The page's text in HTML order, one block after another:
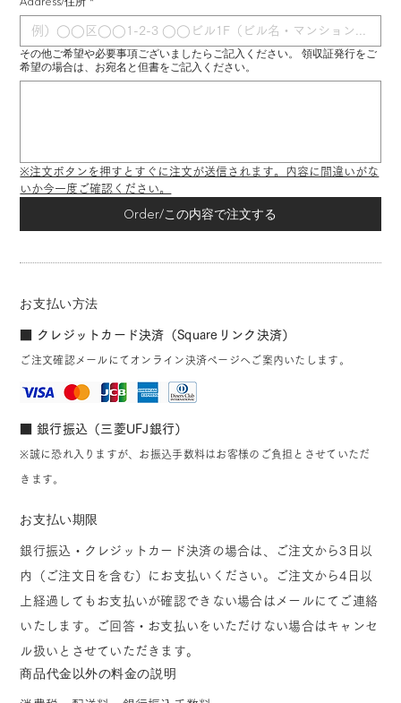
その他ご希望や必要事項ございましたらご記入ください。 領収証発行をご
希望の場合は、お宛名と但書をご記入ください。
※注文ボタンを押すとすぐに注文が送信されます。内容に間違いがな
いか今一度ご確認ください。
Order/この内容で注文する
お支払い方法
■ クレジットカード決済（Squareリンク決済）
ご注文確認メールにてオンライン決済ページへご案内いたします。
■ 銀行振込（三菱UFJ銀行）
※誠に恐れ入りますが、お振込手数料はお客様のご負担とさせていただ
きます。
お支払い期限
銀行振込・クレジットカード決済の場合は、ご注文から3日以
内（ご注文日を含む）にお支払いください。ご注文から4日以
上経過してもお支払いが確認できない場合はメールにてご連絡
いたします。ご回答・お支払いをいただけない場合はキャンセ
ル扱いとさせていただきます。
商品代金以外の料金の説明